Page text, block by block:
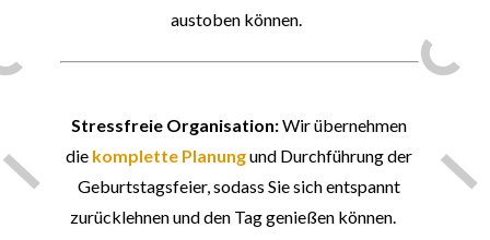
austoben können.
Stressfreie Organisation:Wir übernehmen
die komplette Planungund Durchführung der
Geburtstagsfeier, sodass Sie sich entspannt
zurücklehnen und den Tag genießen können.